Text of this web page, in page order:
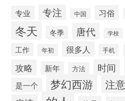
专业 专注 中国 习俗
冬天 冬季 唐代 学校
工作 年初 很多人 手机
攻略 新年 方法 时间
是一个 梦幻西游 注